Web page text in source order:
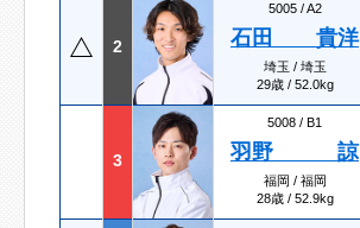
2
5005 /A2
石田 貴洋
埼玉 / 埼玉
29歳 / 52.0kg
3
5008 / B1
羽野 諒
福岡 / 福岡
28歳 / 52.9kg